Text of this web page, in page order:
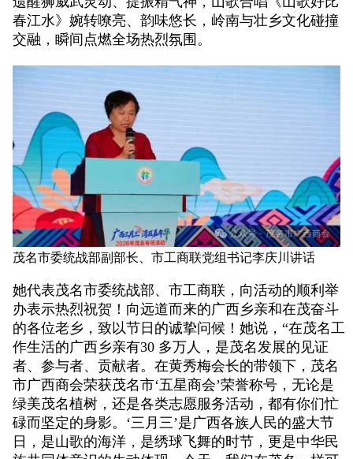
春江水》婉转嘹亮、韵味悠长，岭南与壮乡文化碰撞
交融，瞬间点燃全场热烈氛围。
茂名市委统战部副部长、市工商联党组书记李庆川讲话
她代表茂名市委统战部、市工商联，向活动的顺利举
办表示热烈祝贺！向远道而来的广西乡亲和在茂奋斗
的各位老乡，致以节日的诚挚问候！她说，“在茂名工
作生活的广西乡亲有30 多万人，是茂名发展的见证
者、参与者、贡献者。在黄秀梅会长的带领下，茂名
市广西商会荣获茂名市‘五星商会’荣誉称号，无论是
绿美茂名植树，还是各类志愿服务活动，都有你们忙
碌而坚定的身影。‘三月三’是广西各族人民的盛大节
日，是山歌的海洋，是绣球飞舞的时节，更是中华民